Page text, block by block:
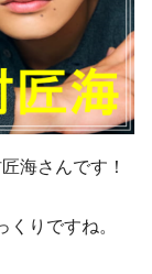
海さんです！
りですね。